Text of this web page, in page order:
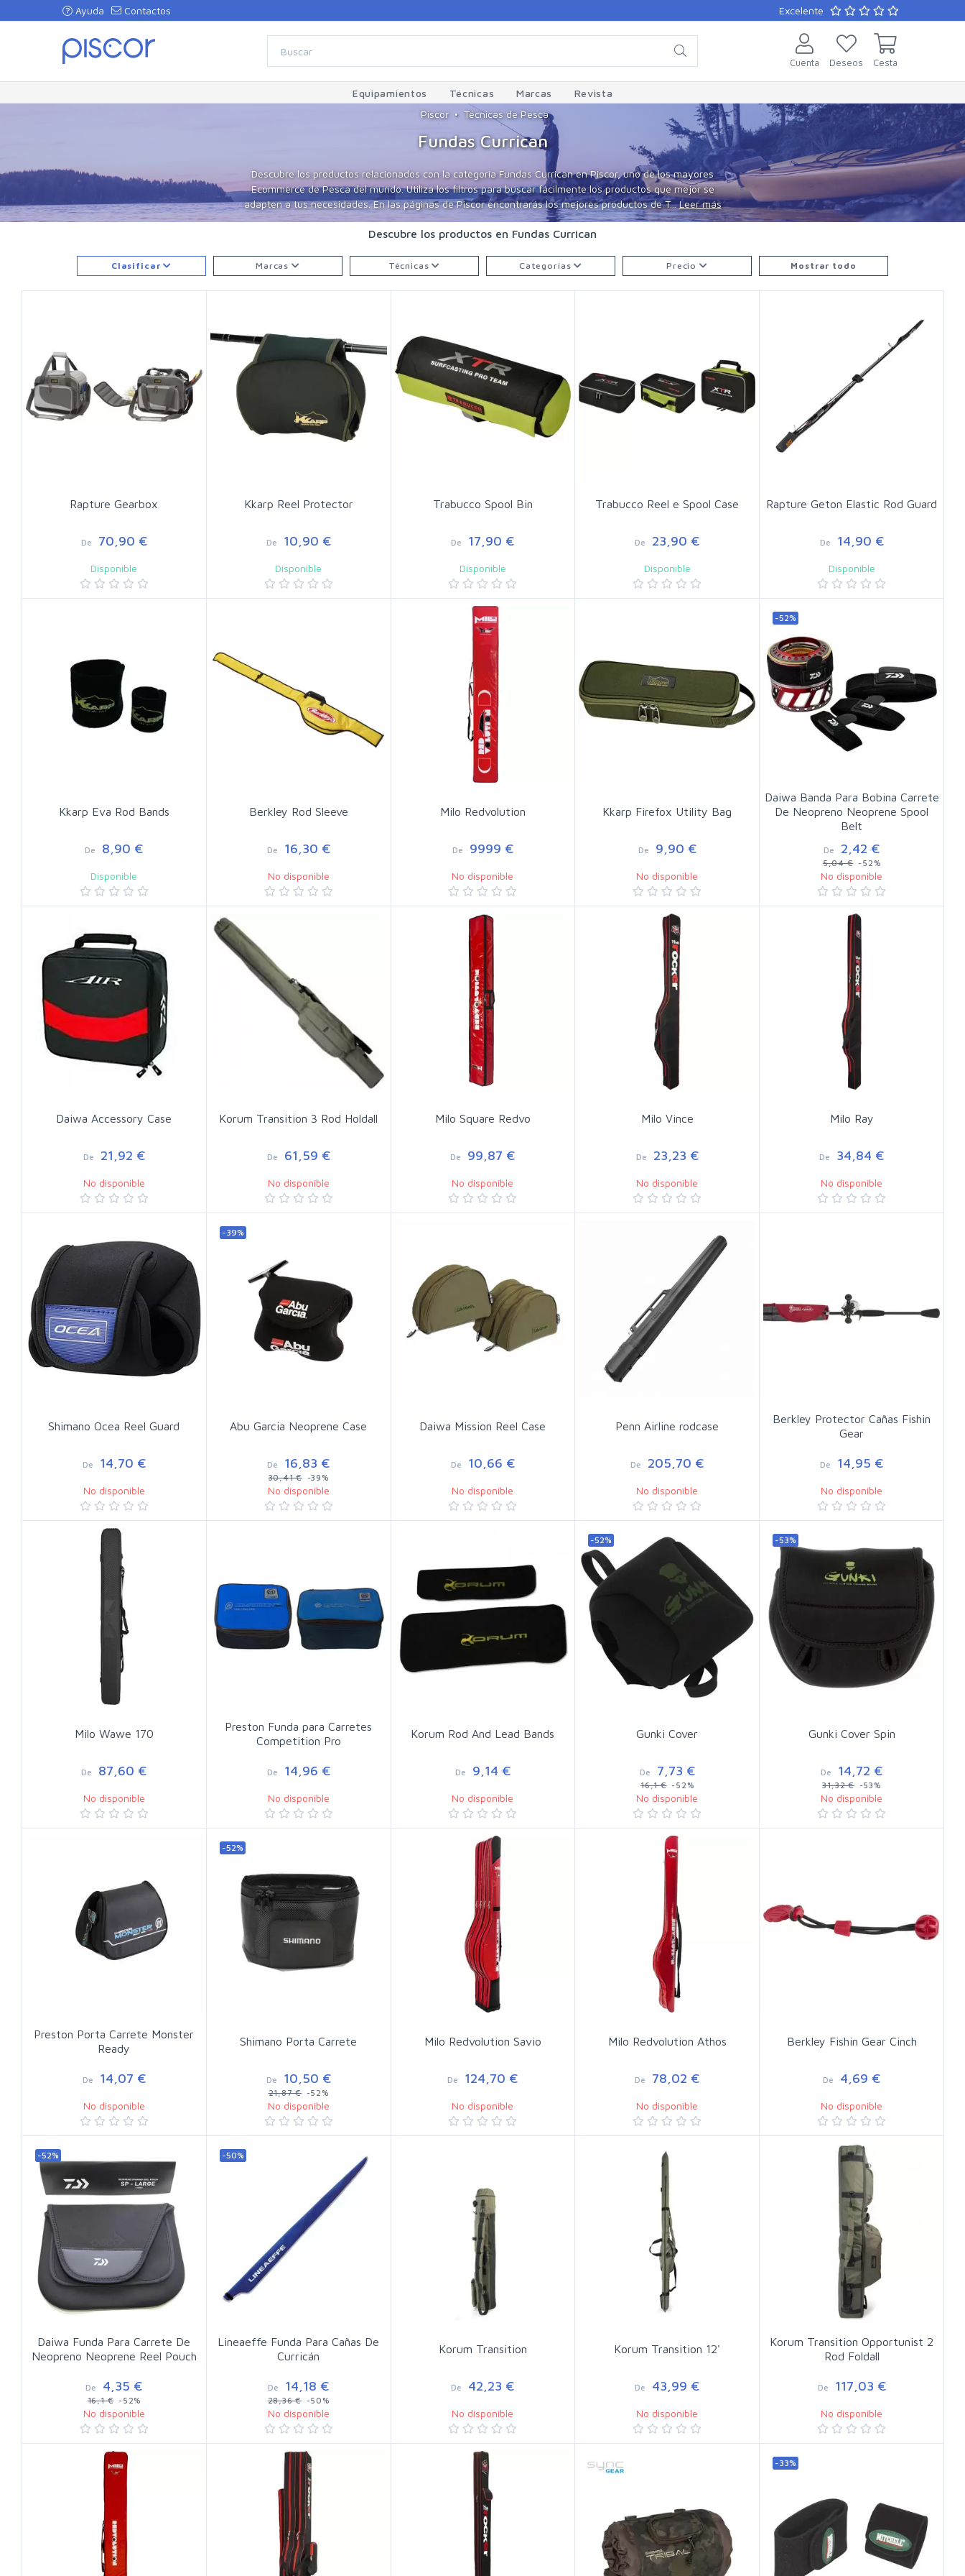
Ayuda Contactos Excelente
Cuenta Deseos Cesta
Equipamientos Técnicas Marcas
Revista
Piscor
Técnicas de Pesca
Fundas Currican
Descubre los productos relacionados con la categoría Fundas Currican en Piscor, uno de los mayores
Ecommerce de Pesca del mundo. Utiliza los filtros para buscar fácilmente los productos que mejor se
adapten a tus necesidades. En las páginas de Piscor encontrarás los mejores productos de T... Leer más
Descubre los productos en Fundas Currican
Clasificar Marcas Técnicas Categorías Precio Mostrar todo
Rapture Gearbox
De 70,90 €
Disponible
Kkarp Reel Protector
De 10,90 €
Disponible
Trabucco Spool Bin
De 17,90 €
Disponible
Trabucco Reel e Spool Case
De 23,90 €
Disponible
Rapture Geton Elastic Rod Guard
De 14,90 €
Disponible
Kkarp Eva Rod Bands
De 8,90 €
Disponible
Berkley Rod Sleeve
De 16,30 €
No disponible
Milo Redvolution
De 9999 €
No disponible
Kkarp Firefox Utility Bag
De 9,90 €
No disponible
-52%
Daiwa Banda Para Bobina Carrete
De Neopreno Neoprene Spool
Belt
De 2,42 €
5,04 €-52%
No disponible
Daiwa Accessory Case
De 21,92 €
No disponible
Korum Transition 3 Rod Holdall
De 61,59 €
No disponible
Milo Square Redvo
De 99,87 €
No disponible
Milo Vince
De 23,23 €
No disponible
Milo Ray
De 34,84 €
No disponible
Shimano Ocea Reel Guard
De 14,70 €
No disponible
-39%
Abu Garcia Neoprene Case
De 16,83 €
30,41 €-39%
No disponible
Daiwa Mission Reel Case
De 10,66 €
No disponible
Penn Airline rodcase
De 205,70 €
No disponible
Berkley Protector Cañas Fishin
Gear
De 14,95 €
No disponible
Milo Wawe 170
De 87,60 €
No disponible
Preston Funda para Carretes
Competition Pro
De 14,96 €
No disponible
Korum Rod And Lead Bands
De 9,14 €
No disponible
-52%
Gunki Cover
De 7,73 €
16,1 €-52%
No disponible
-53%
Gunki Cover Spin
De 14,72 €
31,32 €-53%
No disponible
Preston Porta Carrete Monster
Ready
De 14,07 €
No disponible
-52%
Shimano Porta Carrete
De 10,50 €
21,87 €-52%
No disponible
Milo Redvolution Savio
De 124,70 €
No disponible
Milo Redvolution Athos
De 78,02 €
No disponible
Berkley Fishin Gear Cinch
De 4,69 €
No disponible
-52%
Daiwa Funda Para Carrete De
Neopreno Neoprene Reel Pouch
De 4,35 €
16,1 €-52%
No disponible
-50%
Lineaeffe Funda Para Cañas De
Curricán
De 14,18 €
28,36 €-50%
No disponible
Korum Transition
De 42,23 €
No disponible
Korum Transition 12'
De 43,99 €
No disponible
Korum Transition Opportunist 2
Rod Foldall
De 117,03 €
No disponible
-33%